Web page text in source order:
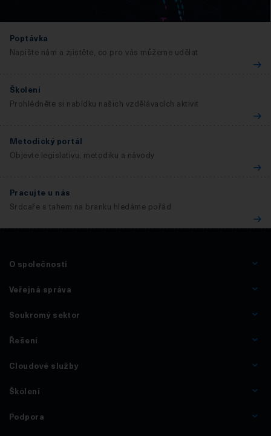
Poptávka
Napište nám a zjistěte, co pro vás můžeme udělat
Školení
Prohlédněte si nabídku našich vzdělávacích aktivit
Metodický portál
Objevte legislativu, metodiku a návody
Pracujte u nás
Srdcaře s tahem na branku hledáme pořád
O společnosti
Veřejná správa
Soukromý sektor
Řešení
Cloudové služby
Školení
Podpora